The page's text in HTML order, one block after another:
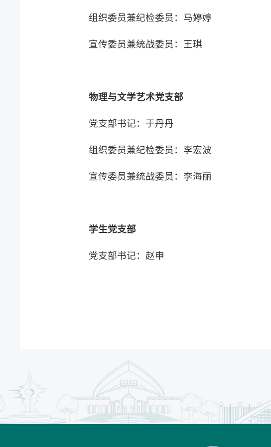
组织委员兼纪检委员：马婷婷
宣传委员兼统战委员：王琪
物理与文学艺术党支部
党支部书记：于丹丹
组织委员兼纪检委员：李宏波
宣传委员兼统战委员：李海丽
学生党支部
党支部书记：赵申